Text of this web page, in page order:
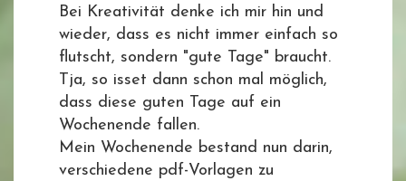
Bei Kreativität denke ich mir hin und
wieder, dass es nicht immer einfach so
flutscht, sondern "gute Tage" braucht.
Tja, so isset dann schon mal möglich,
dass diese guten Tage auf ein
Wochenende fallen.
Mein Wochenende bestand nun darin,
verschiedene pdf-Vorlagen zu